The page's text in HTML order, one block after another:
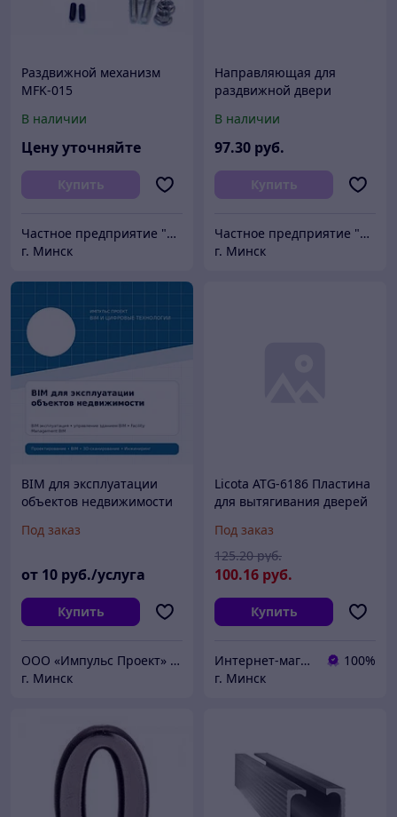
Раздвижной механизм
MFK-015
В наличии
Цену уточняйте
Купить
Частное предприятие "Сибалок"
г. Минск
Направляющая для
раздвижной двери
метра, алюминий без
покрытия)
В наличии
97.30 руб.
Купить
Частное предприятие "Сибалок"
г. Минск
BIM для эксплуатации
объектов недвижимости
Под заказ
от 10 руб./услуга
Купить
ООО «Импульс Проект» | Архитектурное и инженерное проектирование объектов любой сложности
г. Минск
Licota ATG-6186 Пластина
для вытягивания дверей
Под заказ
100.16 руб.
125.20 руб.
Купить
Интернет-магазин 24маркет.бел
100%
г. Минск